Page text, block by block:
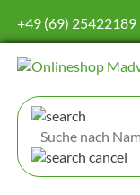
+49 (69) 25422189